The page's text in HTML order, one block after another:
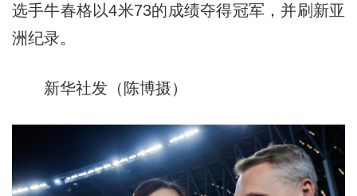
选手牛春格以4米73的成绩夺得冠军，并刷新亚
洲纪录。
新华社发（陈博摄）